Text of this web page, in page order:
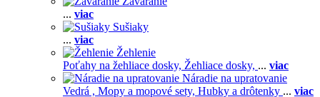
... viac
Sušiaky
... viac
Žehlenie
Poťahy na žehliace dosky, Žehliace dosky, ... viac
Náradie na upratovanie
Vedrá , Mopy a mopové sety, Hubky a drôtenky ... viac